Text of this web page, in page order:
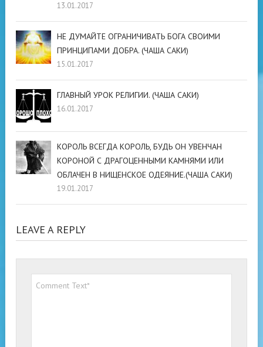
13.01.2017
НЕ ДУМАЙТЕ ОГРАНИЧИВАТЬ БОГА СВОИМИ
ПРИНЦИПАМИ ДОБРА. (ЧАША САКИ)
15.01.2017
ГЛАВНЫЙ УРОК РЕЛИГИИ. (ЧАША САКИ)
16.01.2017
КОРОЛЬ ВСЕГДА КОРОЛЬ, БУДЬ ОН УВЕНЧАН
КОРОНОЙ С ДРАГОЦЕННЫМИ КАМНЯМИ ИЛИ
ОБЛАЧЕН В НИЩЕНСКОЕ ОДЕЯНИЕ.(ЧАША САКИ)
19.01.2017
LEAVE A REPLY